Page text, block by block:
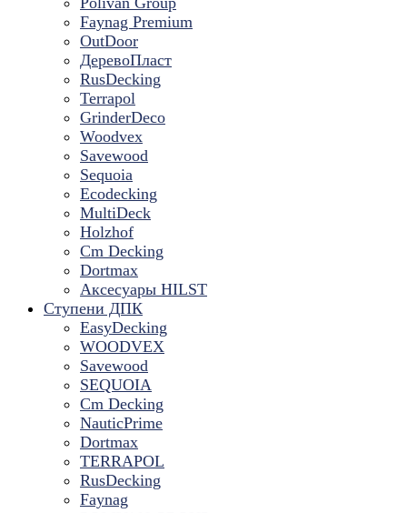
Faynag Premium
OutDoor
ДеревоПласт
RusDecking
Terrapol
GrinderDeco
Woodvex
Savewood
Sequoia
Ecodecking
MultiDeck
Holzhof
Cm Decking
Dortmax
Аксесуары HILST
Ступени ДПК
EasyDecking
WOODVEX
Savewood
SEQUOIA
Cm Decking
NauticPrime
Dortmax
TERRAPOL
RusDecking
Faynag